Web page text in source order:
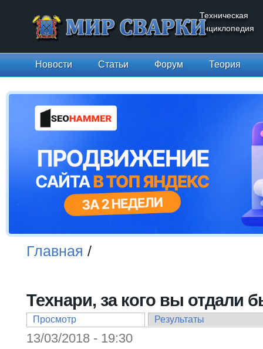
Техническая
энциклопедия
Новости Статьи Форум Теория
Главная /
Технари, за кого вы отдали
Главные вкладки
Просмотр (активная вкладка)Результаты
13/03/2018 - 19:30